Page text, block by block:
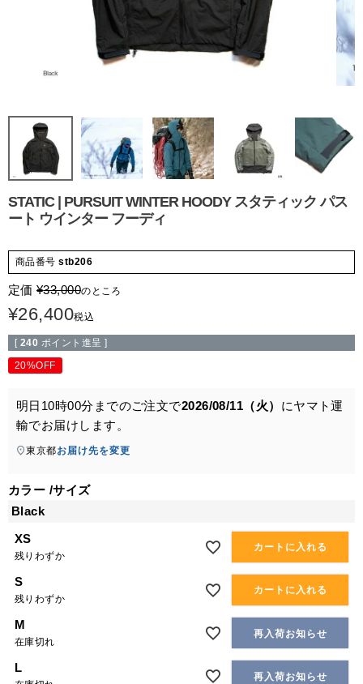
STATIC | PURSUIT WINTER HOODY スタティック パス
ート ウインター フーディ
商品番号 stb206
定価 ¥33,000のところ
¥26,400税込
[ 240 ポイント進呈 ]
20%OFF
明日 10時00分 までのご注文で2026/08/11（火） にヤマト運
輸でお届けします。
東京都お届け先を変更
カラー サイズ
Black
XS
残りわずか
カートに入れる
S
残りわずか
カートに入れる
M
在庫切れ
再入荷お知らせ
L
再入荷お知らせ